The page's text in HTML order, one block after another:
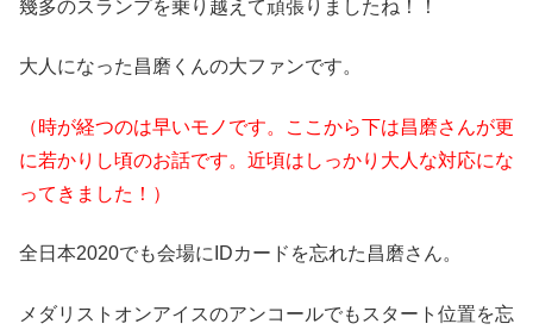
幾多のスランプを乗り越えて頑張りましたね！！
大人になった昌磨くんの大ファンです。
（時が経つのは早いモノです。ここから下は昌磨さんが更
に若かりし頃のお話です。近頃はしっかり大人な対応にな
ってきました！）
全日本2020でも会場にIDカードを忘れた昌磨さん。
メダリストオンアイスのアンコールでもスタート位置を忘